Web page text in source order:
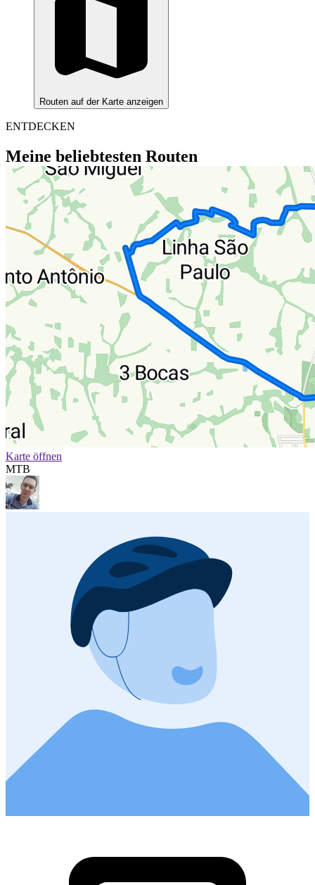
Routen auf der Karte anzeigen
ENTDECKEN
Meine beliebtesten Routen
Karte öffnen
MTB